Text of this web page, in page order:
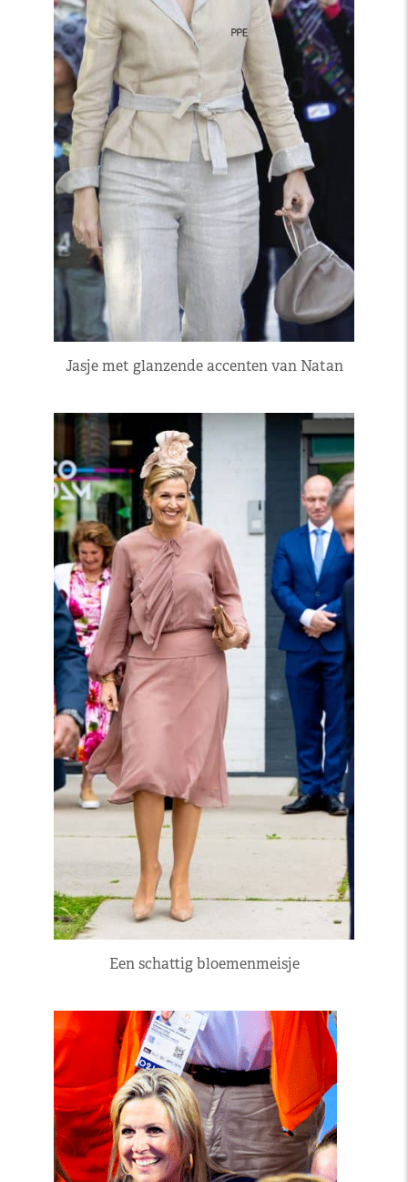
Jasje met glanzende accenten van Natan
Een schattig bloemenmeisje